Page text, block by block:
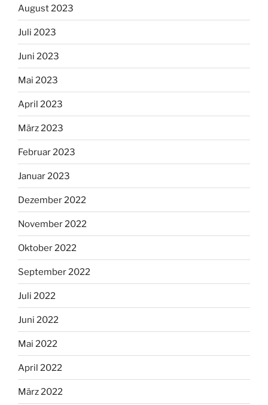
August 2023
Juli 2023
Juni 2023
Mai 2023
April 2023
März 2023
Februar 2023
Januar 2023
Dezember 2022
November 2022
Oktober 2022
September 2022
Juli 2022
Juni 2022
Mai 2022
April 2022
März 2022